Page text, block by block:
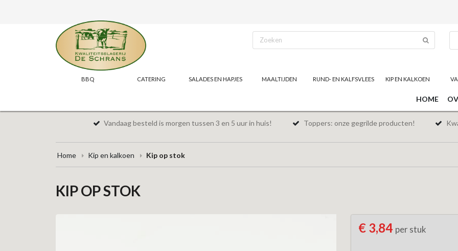
BBQ CATERING SALADES EN HAPJES MAALTIJDEN RUND- EN KALFSVLEES KIP EN KALKOEN
HOME
Vandaag besteld is morgen tussen 3 en 5 uur in huis! Toppers: onze gegrilde producten!
Home Kip en kalkoen Kip op stok
KIP OP STOK
€ 3,84 per stuk